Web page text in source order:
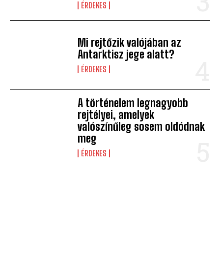
ÉRDEKES
Mi rejtőzik valójában az
Antarktisz jege alatt?
ÉRDEKES
A történelem legnagyobb
rejtélyei, amelyek
valószínűleg sosem oldódnak
meg
ÉRDEKES